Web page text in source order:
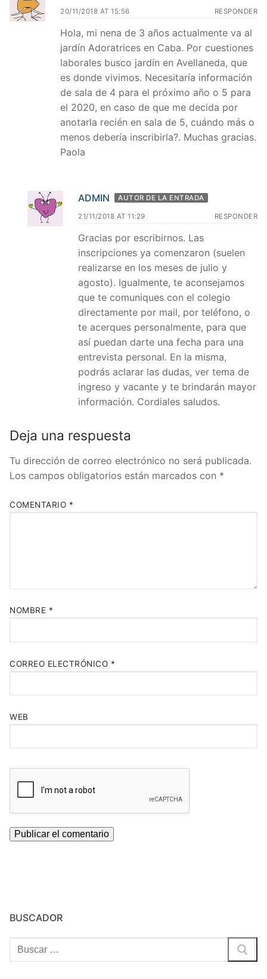
20/11/2018 AT 15:56 RESPONDER
Hola, mi nena de 3 años actualmente va al
jardín Adoratrices en Caba. Por cuestiones
laborales busco jardín en Avellaneda, que
es donde vivimos. Necesitaría información
de sala de 4 para el próximo año o 5 para
el 2020, en caso de que me decida por
anotarla recién en sala de 5, cuándo más o
menos debería inscribirla?. Muchas gracias.
Paola
ADMIN AUTOR DE LA ENTRADA
21/11/2018 AT 11:29 RESPONDER
Gracias por escribirnos. Las
inscripciones ya comenzaron (suelen
realizarse en los meses de julio y
agosto). Igualmente, te aconsejamos
que te comuniques con el colegio
directamente por mail, por teléfono, o
te acerques personalmente, para que
así puedan darte una fecha para una
entrevista personal. En la misma,
podrás aclarar las dudas, ver tema de
ingreso y vacante y te brindarán mayor
información. Cordiales saludos.
Deja una respuesta
Tu dirección de correo electrónico no será publicada.
Los campos obligatorios están marcados con *
COMENTARIO *
NOMBRE *
CORREO ELECTRÓNICO *
WEB
BUSCADOR
Buscar: